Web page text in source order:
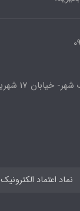
17 شهریور
نماد اعتماد الکترونیک